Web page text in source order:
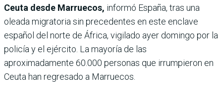
Ceuta desde Marruecos, informó España, tras una
oleada migratoria sin precedentes en este enclave
español del norte de África, vigilado ayer domingo por la
policía y el ejército. La mayoría de las
aproximadamente 60.000 personas que irrumpieron en
Ceuta han regresado a Marruecos.